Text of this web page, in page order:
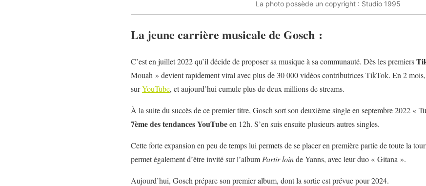
La photo possède un copyright : Studio 1995
La jeune carrière musicale de Gosch :
C’est en juillet 2022 qu’il décide de proposer sa musique à sa communauté. Dès les premiers
Mouah » devient rapidement viral avec plus de 30 000 vidéos contributrices TikTok. En 2
surYouTube, et aujourd’hui cumule plus de deux millions de streams.
À la suite du succès de ce premier titre, Gosch sort son deuxième single en septembre 2022 «
7ème des tendancesYouTubeen 12h. S’en suis ensuite plusieurs autres singles.
Cette forte expansion en peu de temps lui permets de se placer en première partie de toute la
permet également d’être invité sur l’album Partirloinde Yanns, avec leur duo « Gitana ».
Aujourd’hui, Gosch prépare son premier album, dont la sortie est prévue pour 2024.